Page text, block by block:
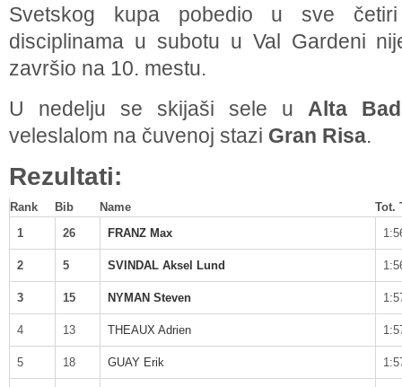
Svetskog kupa pobedio u sve
disciplinama u subotu u Val Gardeni
završio na 10. mestu.
U nedelju se skijaši sele u Alta
veleslalom na čuvenoj stazi Gran Risa.
Rezultati:
Rank Bib Name
Tot.
1
26 FRANZ Max
2 5 SVINDAL Aksel Lund
3 15 NYMAN Steven
4 13 THEAUX Adrien
5 18 GUAY Erik